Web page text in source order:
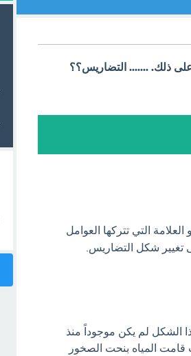
ذلك. ....... التضاريس؟؟
التي تتركها العوامل
تغيير شكل التضاريس.
الشكل لم يكن موجوداً منذ
قامت المياه بنحت الصخور